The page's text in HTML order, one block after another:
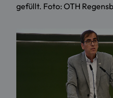
gefüllt. Foto: OTH